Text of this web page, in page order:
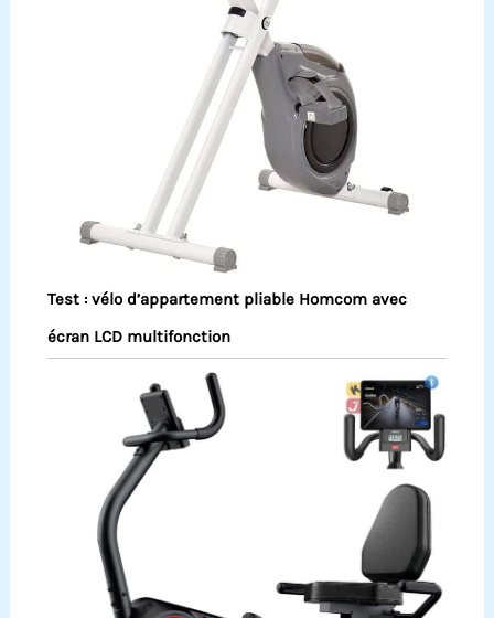
Test : vélo d’appartement pliable Homcom avec
écran LCD multifonction